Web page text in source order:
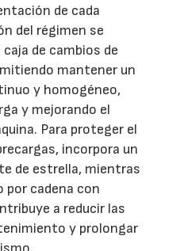
de cada
del régimen se
de cambios de
mantener un
y homogéneo,
y mejorando el
Para proteger el
incorpora un
de estrella, mientras
por cadena con
a reducir las
y prolongar